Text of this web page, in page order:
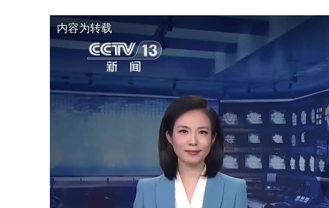
内容为转载